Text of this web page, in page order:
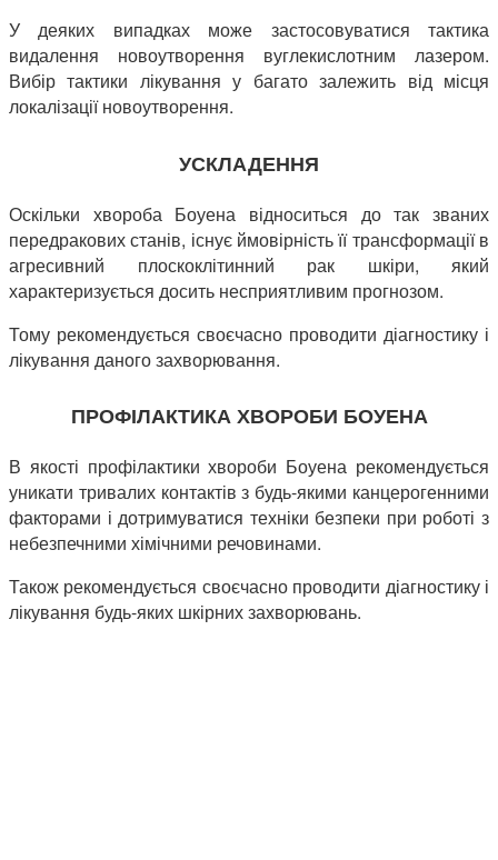
У деяких випадках може застосовуватися тактика
видалення новоутворення вуглекислотним лазером.
Вибір тактики лікування у багато залежить від місця
локалізації новоутворення.
УСКЛАДЕННЯ
Оскільки хвороба Боуена відноситься до так званих
передракових станів, існує ймовірність її трансформації в
агресивний плоскоклітинний рак шкіри, який
характеризується досить несприятливим прогнозом.
Тому рекомендується своєчасно проводити діагностику і
лікування даного захворювання.
ПРОФІЛАКТИКА ХВОРОБИ БОУЕНА
В якості профілактики хвороби Боуена рекомендується
уникати тривалих контактів з будь-якими канцерогенними
факторами і дотримуватися техніки безпеки при роботі з
небезпечними хімічними речовинами.
Також рекомендується своєчасно проводити діагностику і
лікування будь-яких шкірних захворювань.